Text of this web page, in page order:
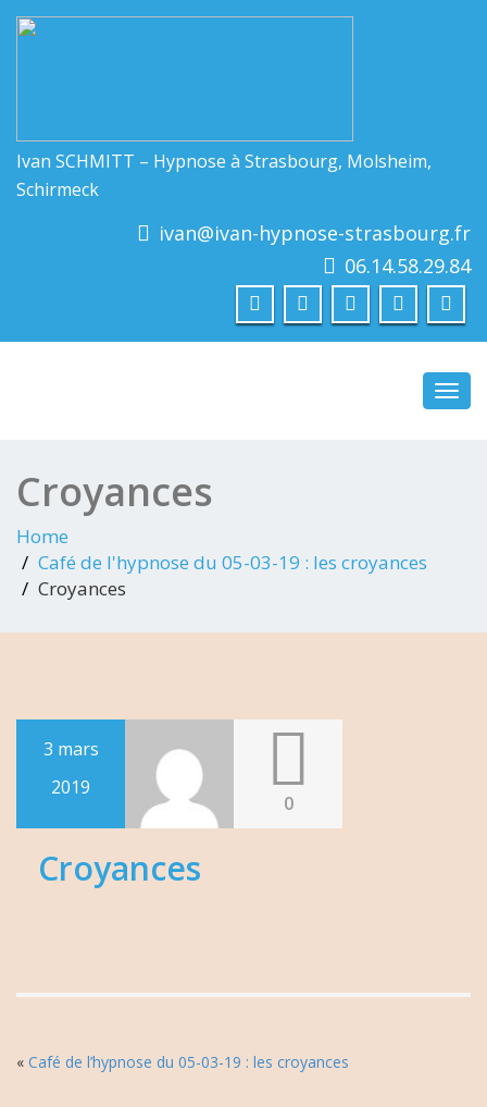
Ivan SCHMITT – Hypnose à Strasbourg, Molsheim,
Schirmeck
ivan@ivan-hypnose-strasbourg.fr
06.14.58.29.84
Croyances
Home
Café de l'hypnose du 05-03-19 : les croyances
Croyances
3 mars
2019
0
Croyances
« Café de l’hypnose du 05-03-19 : les croyances